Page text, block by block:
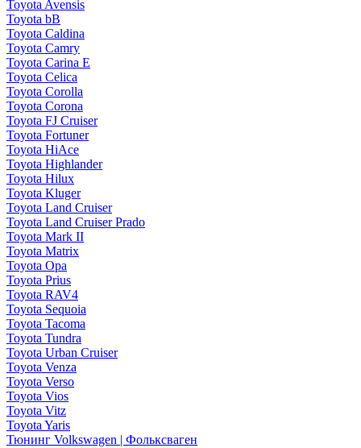
Toyota Avensis
Toyota bB
Toyota Caldina
Toyota Camry
Toyota Carina E
Toyota Celica
Toyota Corolla
Toyota Corona
Toyota FJ Cruiser
Toyota Fortuner
Toyota HiAce
Toyota Highlander
Toyota Hilux
Toyota Kluger
Toyota Land Cruiser
Toyota Land Cruiser Prado
Toyota Mark II
Toyota Matrix
Toyota Opa
Toyota Prius
Toyota RAV4
Toyota Sequoia
Toyota Tacoma
Toyota Tundra
Toyota Urban Cruiser
Toyota Venza
Toyota Verso
Toyota Vios
Toyota Vitz
Toyota Yaris
Тюнинг Volkswagen | Фольксваген